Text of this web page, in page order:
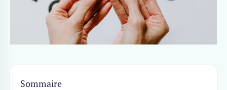
Sommaire